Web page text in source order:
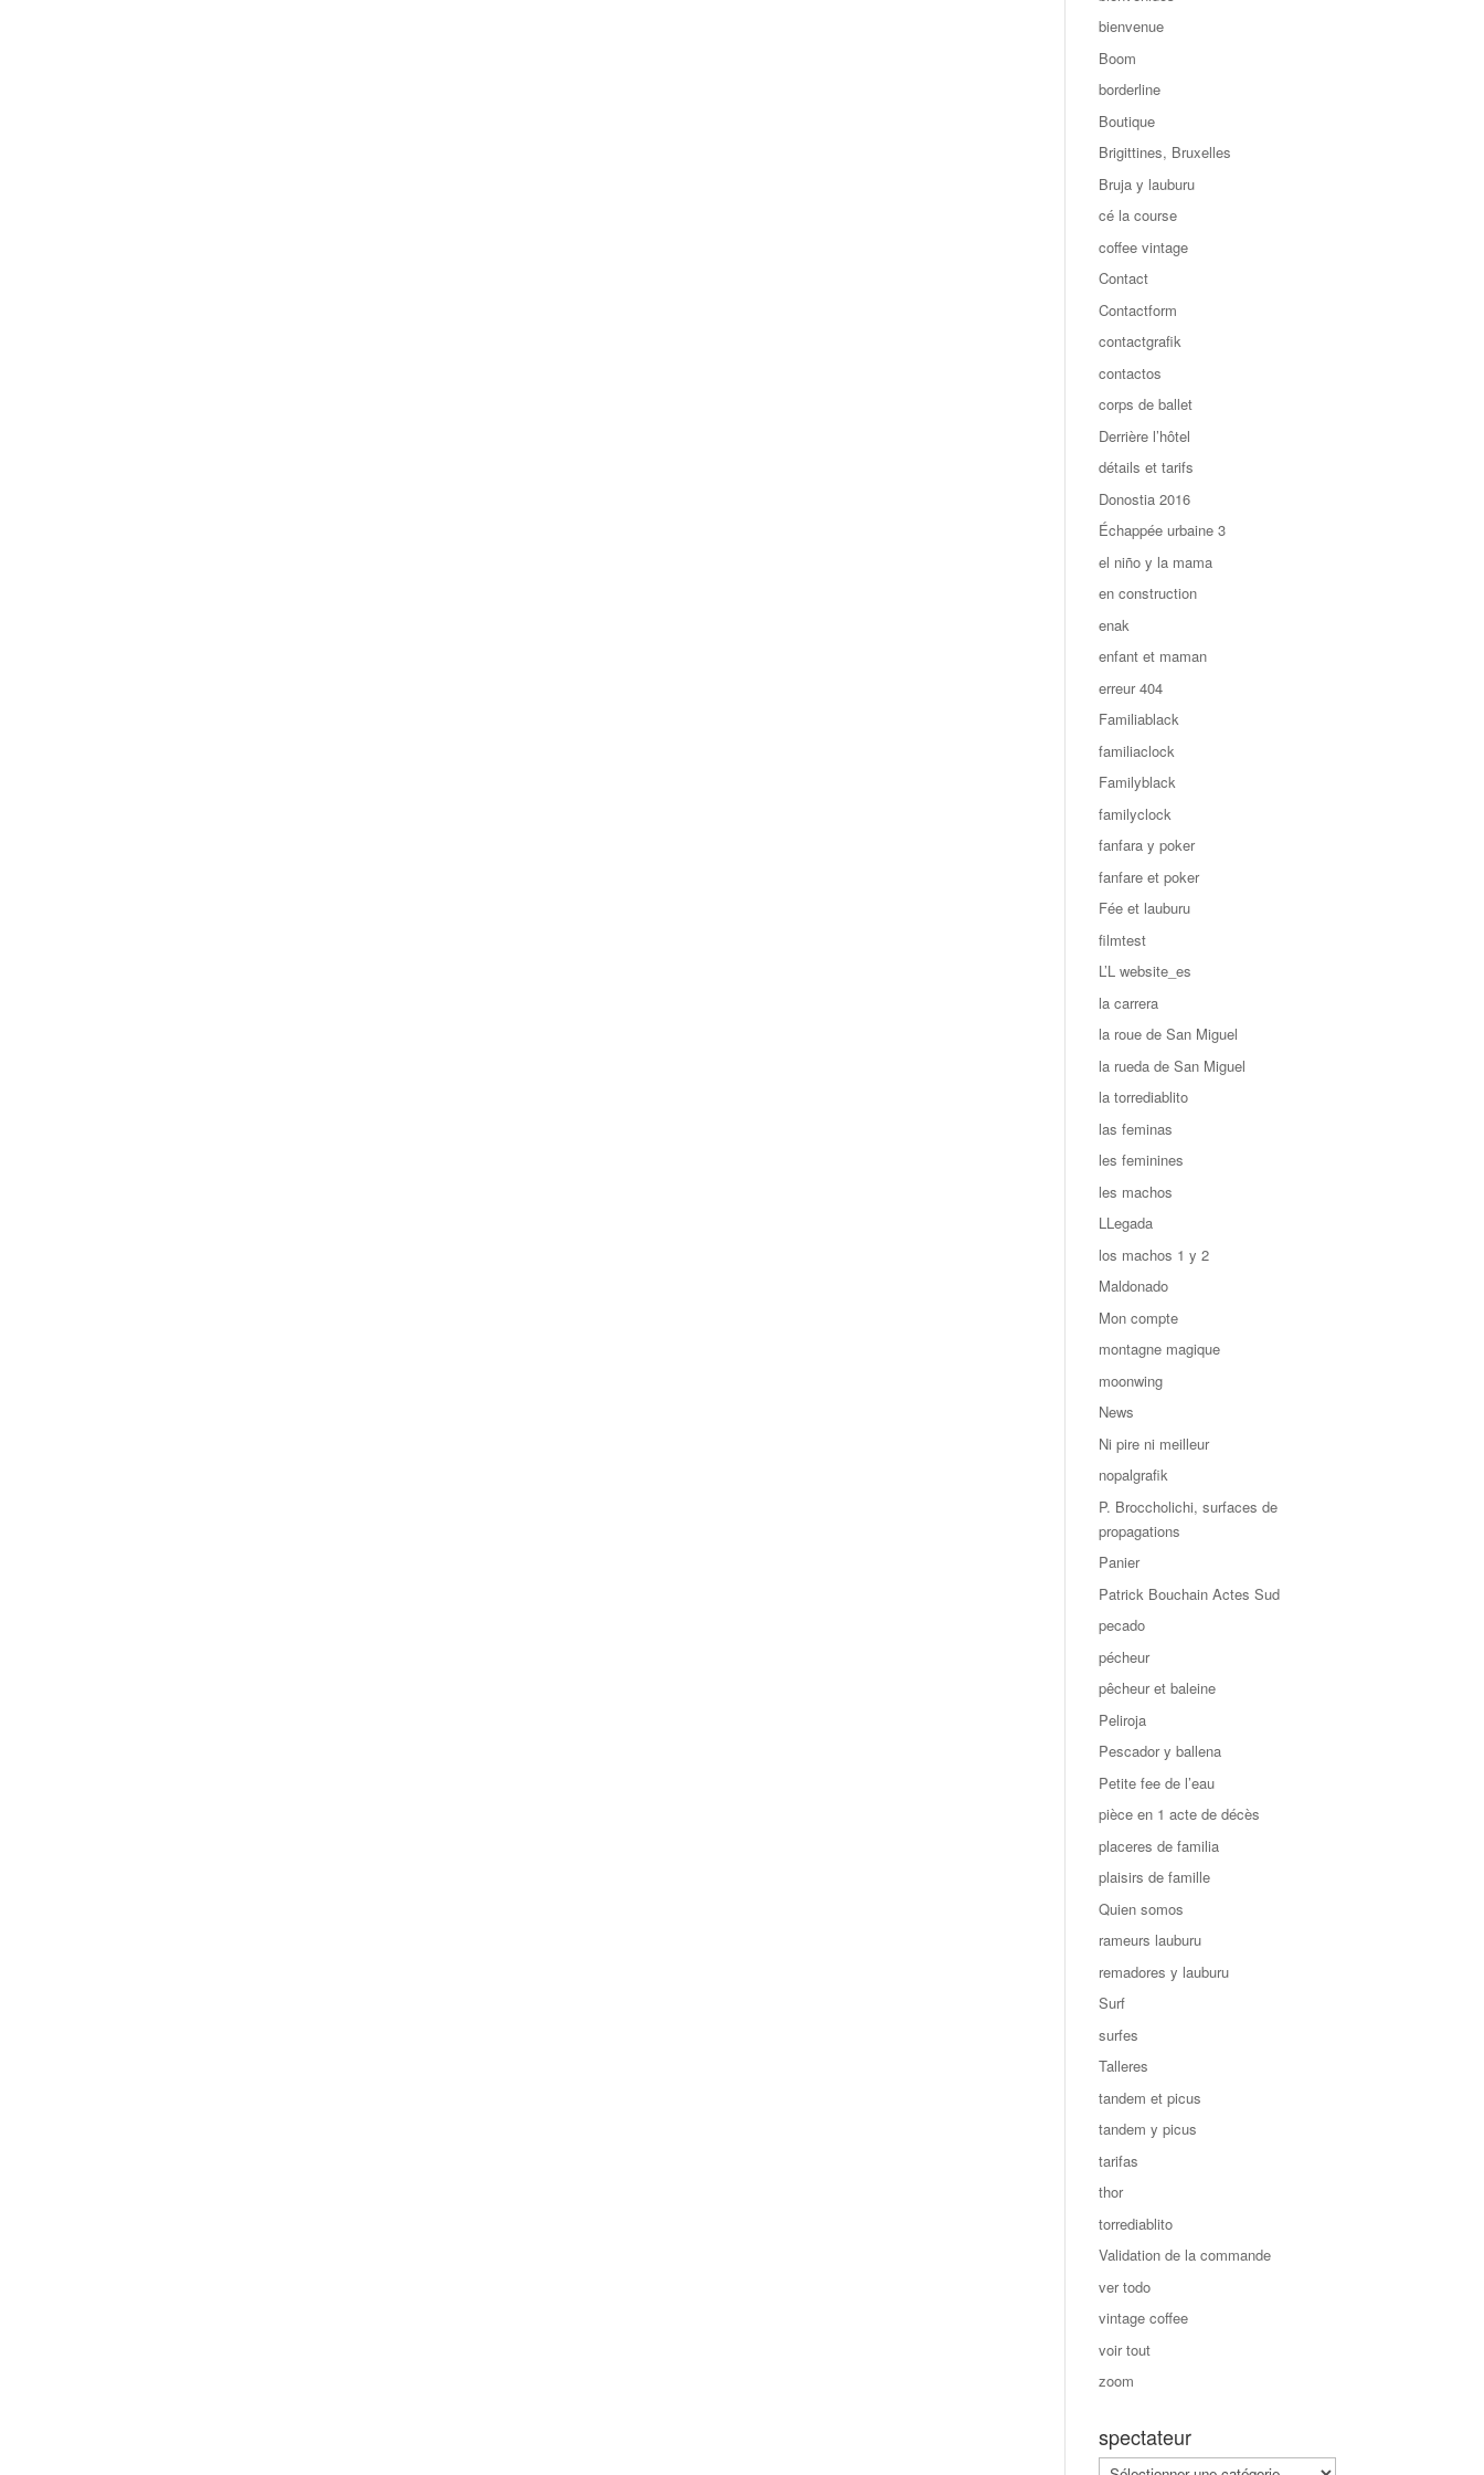
bienvenue
Boom
borderline
Boutique
Brigittines, Bruxelles
Bruja y lauburu
cé la course
coffee vintage
Contact
Contactform
contactgrafik
contactos
corps de ballet
Derrière l’hôtel
détails et tarifs
Donostia 2016
Échappée urbaine 3
el niño y la mama
en construction
enak
enfant et maman
erreur 404
Familiablack
familiaclock
Familyblack
familyclock
fanfara y poker
fanfare et poker
Fée et lauburu
filmtest
L’L website_es
la carrera
la roue de San Miguel
la rueda de San Miguel
la torrediablito
las feminas
les feminines
les machos
LLegada
los machos 1 y 2
Maldonado
Mon compte
montagne magique
moonwing
News
Ni pire ni meilleur
nopalgrafik
P. Broccholichi, surfaces de
propagations
Panier
Patrick Bouchain Actes Sud
pecado
pécheur
pêcheur et baleine
Peliroja
Pescador y ballena
Petite fee de l’eau
pièce en 1 acte de décès
placeres de familia
plaisirs de famille
Quien somos
rameurs lauburu
remadores y lauburu
Surf
surfes
Talleres
tandem et picus
tandem y picus
tarifas
thor
torrediablito
Validation de la commande
ver todo
vintage coffee
voir tout
zoom
spectateur
spectateur